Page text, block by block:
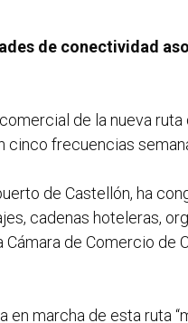
de conectividad
de la nueva
cinco frecuencias
de Castellón, ha
cadenas hoteleras,
de Comercio de
marcha de esta ruta